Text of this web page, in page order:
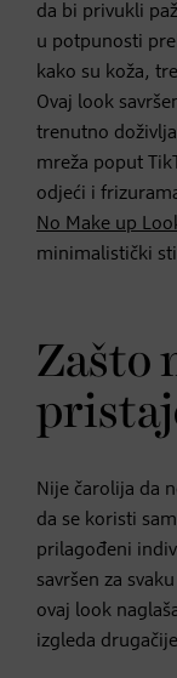
da bi privukli
u potpunosti
kako su koža,
Ovaj look
trenutno
mreža poput
odjeći i
No Make up
minimalistički
Zašto
Nije čarolija da
da se koristi
prilagođeni
savršen za
ovaj look
izgleda